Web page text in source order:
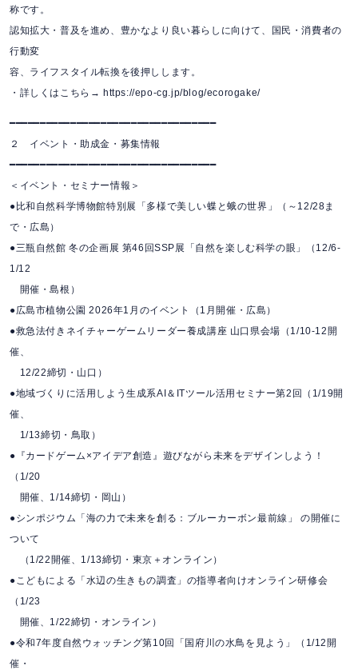
称です。
認知拡大・普及を進め、豊かなより良い暮らしに向けて、国民・消費者の
行動変
容、ライフスタイル転換を後押しします。
・詳しくはこちら→ https://epo-cg.jp/blog/ecorogake/
━━━━━━━━━━━━━━━━━━━━━━━━━━━━━━━━━━
２ イベント・助成金・募集情報
━━━━━━━━━━━━━━━━━━━━━━━━━━━━━━━━━━
＜イベント・セミナー情報＞
●比和自然科学博物館特別展「多様で美しい蝶と蛾の世界」（～12/28ま
で・広島）
●三瓶自然館 冬の企画展 第46回SSP展「自然を楽しむ科学の眼」（12/6-
1/12
開催・島根）
●広島市植物公園 2026年1月のイベント（1月開催・広島）
●救急法付きネイチャーゲームリーダー養成講座 山口県会場（1/10-12開
催、
12/22締切・山口）
●地域づくりに活用しよう⽣成系AI＆ITツール活⽤セミナー第2回（1/19開
催、
1/13締切・鳥取）
●『カードゲーム×アイデア創造』遊びながら未来をデザインしよう！
（1/20
開催、1/14締切・岡山）
●シンポジウム「海の力で未来を創る：ブルーカーボン最前線」 の開催に
ついて
（1/22開催、1/13締切・東京＋オンライン）
●こどもによる「水辺の生きもの調査」の指導者向けオンライン研修会
（1/23
開催、1/22締切・オンライン）
●令和7年度自然ウォッチング第10回「国府川の水鳥を見よう」（1/12開
催・